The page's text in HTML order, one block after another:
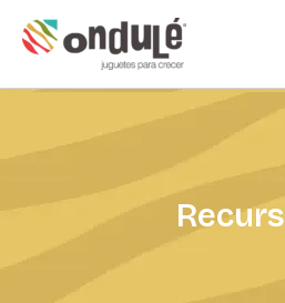
por: